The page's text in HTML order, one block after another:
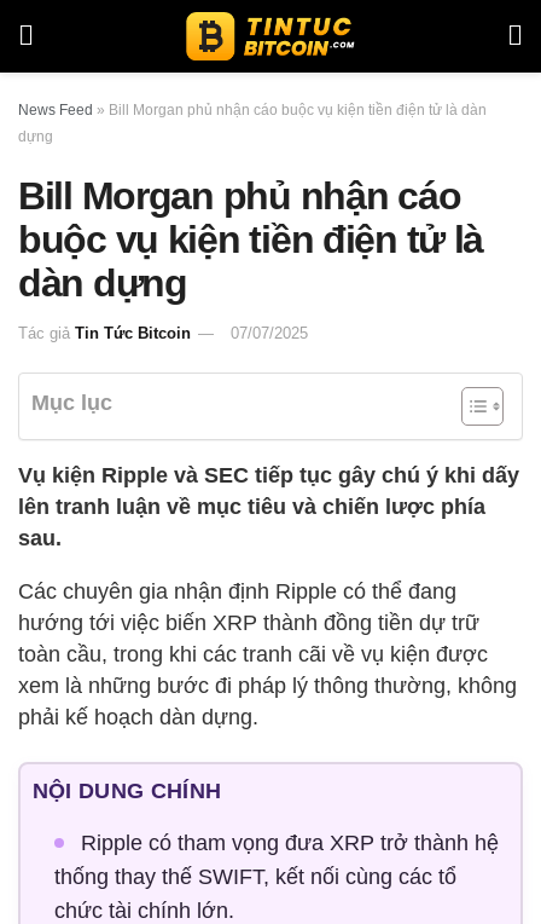
News Feed » Bill Morgan phủ nhận cáo buộc vụ kiện tiền điện tử là dàn
dựng
Bill Morgan phủ nhận cáo
buộc vụ kiện tiền điện tử là
dàn dựng
Tác giả Tin Tức Bitcoin 07/07/2025
Mục lục
Vụ kiện Ripple và SEC tiếp tục gây chú ý khi dấy
lên tranh luận về mục tiêu và chiến lược phía
sau.
Các chuyên gia nhận định Ripple có thể đang
hướng tới việc biến XRP thành đồng tiền dự trữ
toàn cầu, trong khi các tranh cãi về vụ kiện được
xem là những bước đi pháp lý thông thường, không
phải kế hoạch dàn dựng.
NỘI DUNG CHÍNH
Ripple có tham vọng đưa XRP trở thành hệ
thống thay thế SWIFT, kết nối cùng các tổ
chức tài chính lớn.